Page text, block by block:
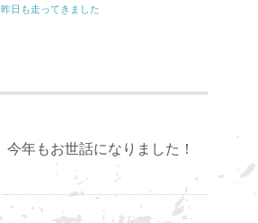
昨日も走ってきました
今年もお世話になりました！